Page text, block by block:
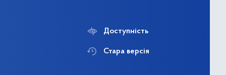
Доступність
Стара версія